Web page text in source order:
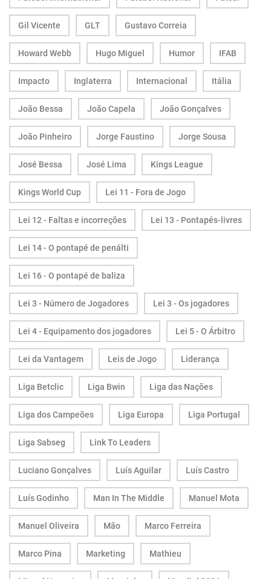
Gil Vicente GLT Gustavo Correia
Howard Webb Hugo Miguel Humor IFAB
Impacto Inglaterra Internacional Itália
João Bessa João Capela João Gonçalves
João Pinheiro Jorge Faustino Jorge Sousa
José Bessa José Lima Kings League
Kings World Cup Lei 11 - Fora de Jogo
Lei 12 - Faltas e incorreções Lei 13 - Pontapés-livres
Lei 14 - O pontapé de penálti
Lei 16 - O pontapé de baliza
Lei 3 - Número de Jogadores Lei 3 - Os jogadores
Lei 4 - Equipamento dos jogadores Lei 5 - O Árbitro
Lei da Vantagem Leis de Jogo Liderança
Liga Betclic Liga Bwin Liga das Nações
Liga dos Campeões Liga Europa Liga Portugal
Liga Sabseg Link To Leaders
Luciano Gonçalves Luís Aguilar Luís Castro
Luís Godinho Man In The Middle Manuel Mota
Manuel Oliveira Mão Marco Ferreira
Marco Pina Marketing Mathieu